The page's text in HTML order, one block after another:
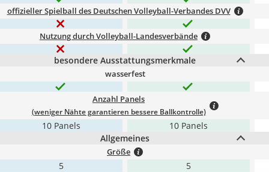
offizieller Spielball des Deutschen Volleyball-Verbandes DVV
Nutzung durch Volleyball-Landesverbände
besondere Ausstattungsmerkmale
wasserfest
Anzahl Panels
(weniger Nähte garantieren bessere Ballkontrolle)
10 Panels
10 Panels
Allgemeines
Größe
5 5